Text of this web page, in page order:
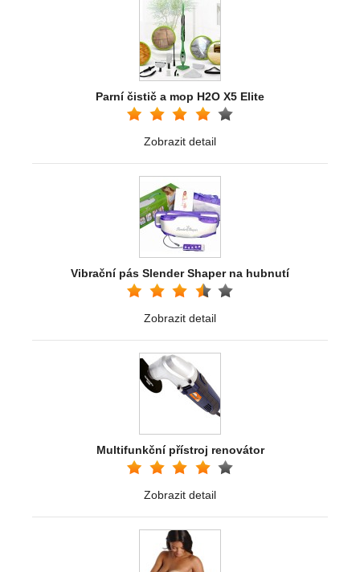
Parní čistič a mop H2O X5 Elite
Zobrazit detail
Vibrační pás Slender Shaper na hubnutí
Zobrazit detail
Multifunkční přístroj renovátor
Zobrazit detail